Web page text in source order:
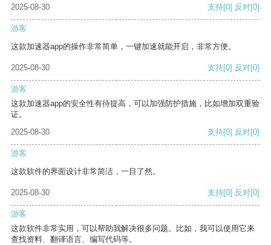
2025-08-30
支持[0] 反对[0]
游客
这款加速器app的操作非常简单，一键加速就能开启，非常方便。
2025-08-30 支持[0] 反对[0]
游客
这款加速器app的安全性有待提高，可以加强防护措施，比如增加双重验
证。
2025-08-30
支持[0] 反对[0]
游客
这款软件的界面设计非常简洁，一目了然。
2025-08-30 支持[0] 反对[0]
游客
这款软件非常实用，可以帮助我解决很多问题。比如，我可以使用它来
查找资料、翻译语言、编写代码等。